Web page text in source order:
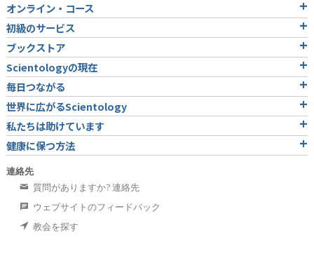
オンライン・コース
初級のサービス
ブックストア
Scientologyの現在
毎日つながる
世界に広がるScientology
私たちは助けています
健康に保つ方法
連絡先
質問がありますか? 連絡先
ウェブサイトのフィードバック
教会を探す